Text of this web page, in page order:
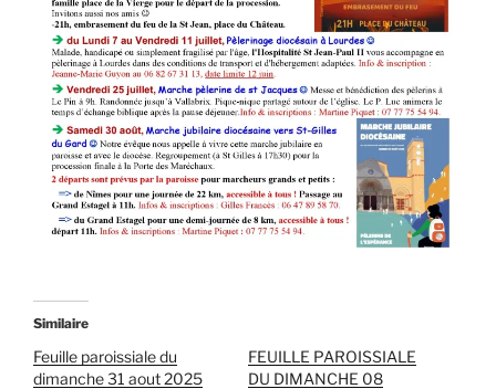
Similaire
Feuille paroissiale du
dimanche 31 aout 2025
FEUILLE PAROISSIALE
DU DIMANCHE 08